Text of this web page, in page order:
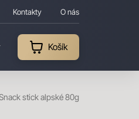
Kontakty O nás
Košík
stick alpské 80g